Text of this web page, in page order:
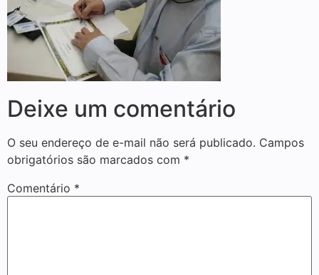
Deixe um comentário
O seu endereço de e-mail não será publicado. Campos
obrigatórios são marcados com *
Comentário *